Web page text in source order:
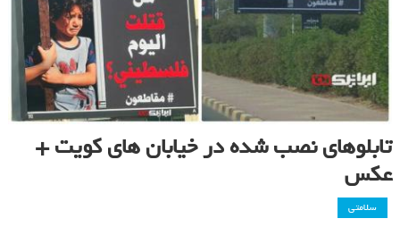
تابلوهای نصب شده در خیابان های کویت +
عکس
سلامتی